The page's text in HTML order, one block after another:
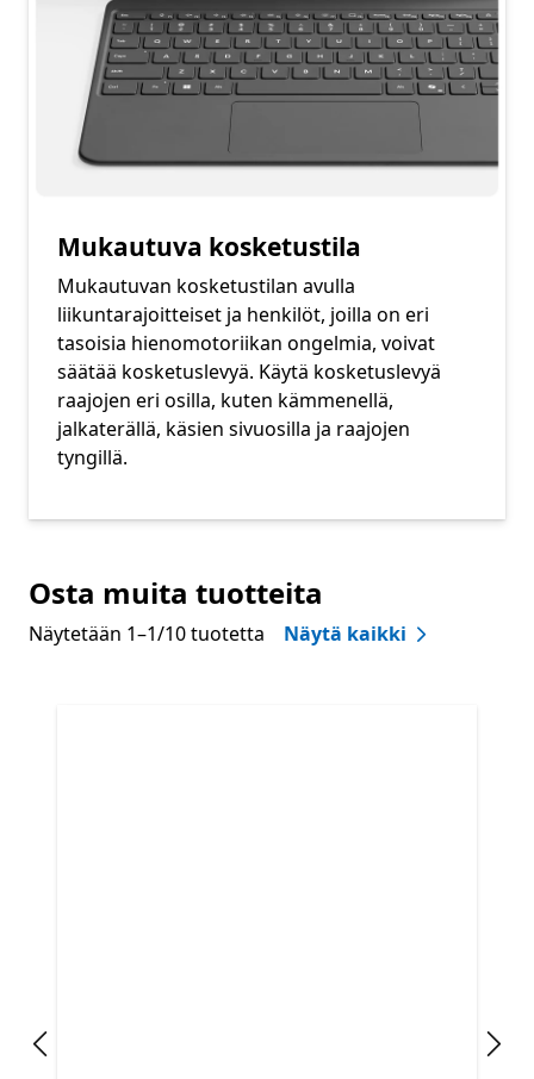
Mukautuva kosketustila
Mukautuvan kosketustilan avulla
liikuntarajoitteiset ja henkilöt, joilla on eri
tasoisia hienomotoriikan ongelmia, voivat
säätää kosketuslevyä. Käytä kosketuslevyä
raajojen eri osilla, kuten kämmenellä,
jalkaterällä, käsien sivuosilla ja raajojen
tyngillä.
Osta muita tuotteita
Näytetään 1–1/10 tuotetta Näytä kaikki
Ohita Osta muita tuotteita
Edellinen dia